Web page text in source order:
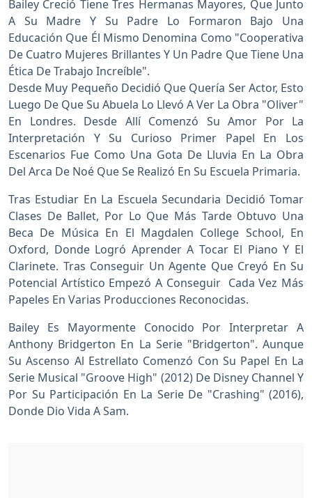
Bailey Creció Tiene Tres Hermanas Mayores, Que Junto
A Su Madre Y Su Padre Lo Formaron Bajo Una
Educación Que Él Mismo Denomina Como "cooperativa
De Cuatro Mujeres Brillantes Y Un Padre Que Tiene Una
Ética De Trabajo Increíble".
Desde Muy Pequeño Decidió Que Quería Ser Actor, Esto
Luego De Que Su Abuela Lo Llevó A Ver La Obra "Oliver"
En Londres. Desde Allí Comenzó Su Amor Por La
Interpretación Y Su Curioso Primer Papel En Los
Escenarios Fue Como Una Gota De Lluvia En La Obra
Del Arca De Noé Que Se Realizó En Su Escuela Primaria.
Tras Estudiar En La Escuela Secundaria Decidió Tomar
Clases De Ballet, Por Lo Que Más Tarde Obtuvo Una
Beca De Música En El Magdalen College School, En
Oxford, Donde Logró Aprender A Tocar El Piano Y El
Clarinete. Tras Conseguir Un Agente Que Creyó En Su
Potencial Artístico Empezó A Conseguir Cada Vez Más
Papeles En Varias Producciones Reconocidas.
Bailey Es Mayormente Conocido Por Interpretar A
Anthony Bridgerton En La Serie "Bridgerton". Aunque
Su Ascenso Al Estrellato Comenzó Con Su Papel En La
Serie Musical "Groove High" (2012) De Disney Channel Y
Por Su Participación En La Serie De "Crashing" (2016),
Donde Dio Vida A Sam.